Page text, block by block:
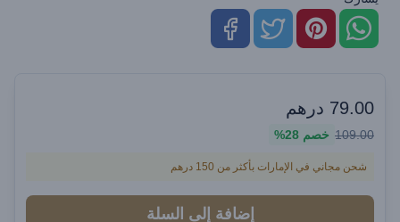
79.00 درهم
109.00 خصم 28%
شحن مجاني في الإمارات بأكثر من 150 درهم
إضافة إلى السلة